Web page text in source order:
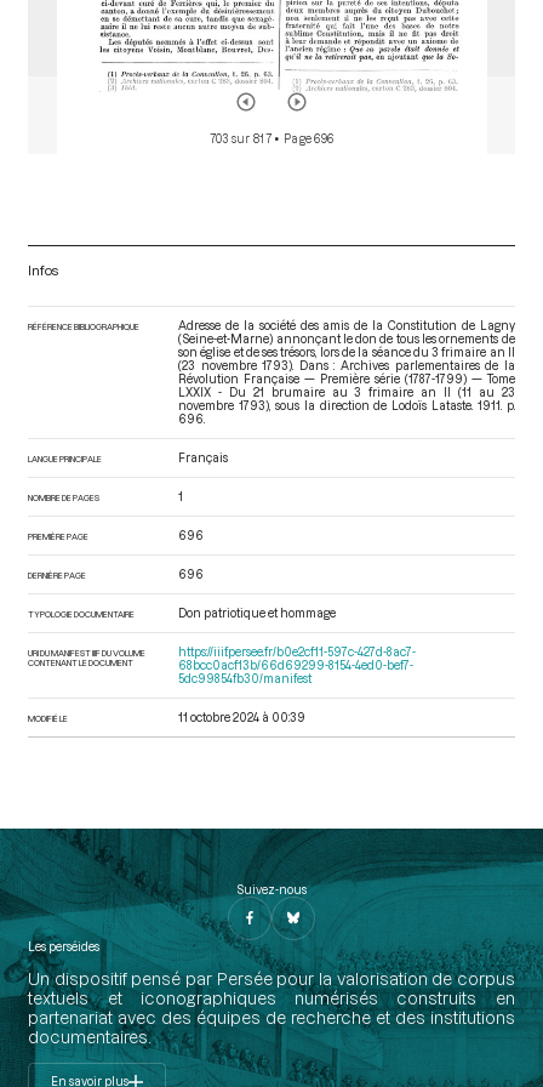
703 sur 817 • Page 696
Infos
RÉFÉRENCE BIBLIOGRAPHIQUE
Adresse de la société des amis de la Constitution de Lagny
(Seine-et-Marne) annonçant le don de tous les ornements de
son église et de ses trésors, lors de la séance du 3 frimaire an II
(23 novembre 1793). Dans : Archives parlementaires de la
Révolution Française — Première série (1787-1799) — Tome
LXXIX - Du 21 brumaire au 3 frimaire an II (11 au 23
novembre 1793) , sous la direction de Lodoïs Lataste. 1911. p.
696.
LANGUE PRINCIPALE Français
NOMBRE DE PAGES 1
PREMIÈRE PAGE 696
DERNIÈRE PAGE 696
TYPOLOGIE DOCUMENTAIRE Don patriotique et hommage
URI DU MANIFEST IIIF DU VOLUME
CONTENANT LE DOCUMENT
https://iiif.persee.fr/b0e2cf11-597c-427d-8ac7-
68bcc0acf13b/66d69299-8154-4ed0-bef7-
5dc99854fb30/manifest
MODIFIÉ LE 11 octobre 2024 à 00:39
Suivez-nous
Les perséides
Un dispositif pensé par Persée pour la valorisation de corpus
textuels et iconographiques numérisés construits en
partenariat avec des équipes de recherche et des institutions
documentaires.
En savoir plus